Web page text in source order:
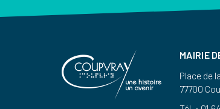
MAIRIE
Place de
77700